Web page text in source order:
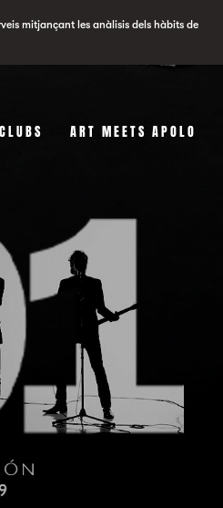
mitjançant les anàlisis dels hàbits de
CLUBS ART MEETS APOLO